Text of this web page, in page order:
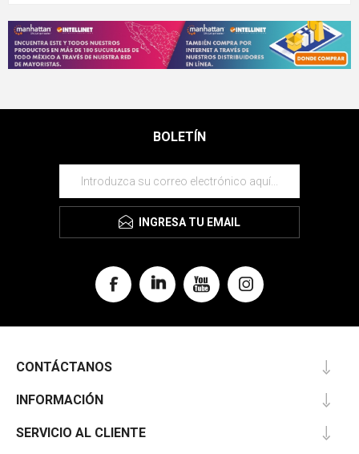
BOLETÍN
INGRESA TU EMAIL
CONTÁCTANOS
INFORMACIÓN
SERVICIO AL CLIENTE